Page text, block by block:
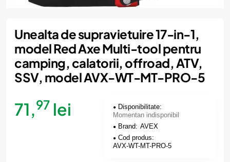
Momentan indisponibil
Unealta de supravietuire 17-in-1,
model Red Axe Multi-tool pentru
camping, calatorii, offroad, ATV,
SSV, model AVX-WT-MT-PRO-5
71,97 lei
Disponibilitate:
Momentan indisponibil
Brand: AVEX
Cod produs:
AVX-WT-MT-PRO-5